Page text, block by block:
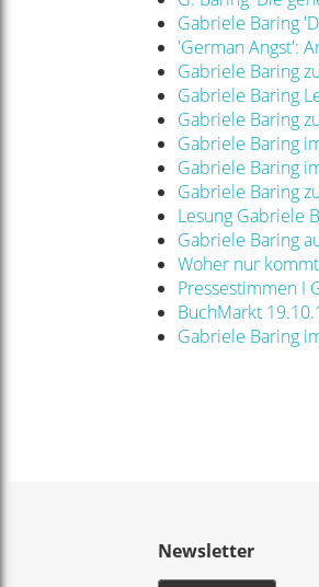
Gabriele Baring
'German Angst':
Gabriele Baring
Gabriele Baring
Gabriele Baring
Gabriele Baring
Gabriele Baring
Gabriele Baring
Lesung Gabriele
Gabriele Baring
Woher nur
Pressestimmen I
BuchMarkt
Gabriele Baring
Newsletter